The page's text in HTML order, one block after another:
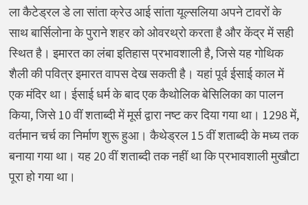
ला कैटेड्रल डे ला सांता क्रेउ आई सांता यूल्सलिया अपने टावरों के
साथ बार्सिलोना के पुराने शहर को ओवरथ्रो करता है और केंद्र में सही
स्थित है। इमारत का लंबा इतिहास प्रभावशाली है, जिसे यह गोथिक
शैली की पवित्र इमारत वापस देख सकती है। यहां पूर्व ईसाई काल में
एक मंदिर था। ईसाई धर्म के बाद एक कैथोलिक बेसिलिका का पालन
किया, जिसे 10 वीं शताब्दी में मूर्स द्वारा नष्ट कर दिया गया था। 1298 में,
वर्तमान चर्च का निर्माण शुरू हुआ। कैथेड्रल 15 वीं शताब्दी के मध्य तक
बनाया गया था। यह 20 वीं शताब्दी तक नहीं था कि प्रभावशाली मुखौटा
पूरा हो गया था।